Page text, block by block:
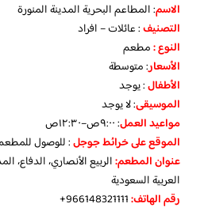
الاسم: المطاعم البحرية المدينة المنورة
التصنيف: عائلات – افراد
النوع :مطعم
الأسعار:متوسطة
الأطفال:يوجد
الموسيقى:لا يوجد
مواعيد العمل: ٩:٠٠ص–١٢:٣٠ص
الموقع على خرائط جوجل: للوصول
عنوان المطعم:
العربية السعودية
رقم الهاتف: